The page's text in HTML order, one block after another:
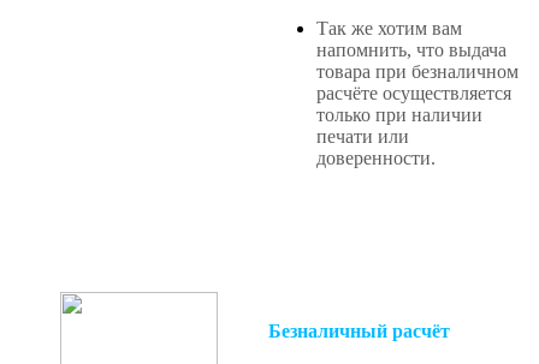
Так же хотим вам
напомнить, что выдача
товара при безналичном
расчёте осуществляется
только при наличии
печати или
доверенности.
Безналичный расчёт